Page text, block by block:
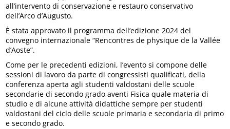
all’intervento di conservazione e restauro conservativo
dell’Arco d’Augusto.
È stata approvato il programma dell’edizione 2024 del
convegno internazionale “Rencontres de physique de la Vallée
d’Aoste”.
Come per le precedenti edizioni, l’evento si compone delle
sessioni di lavoro da parte di congressisti qualificati, della
conferenza aperta agli studenti valdostani delle scuole
secondarie di secondo grado aventi Fisica quale materia di
studio e di alcune attività didattiche sempre per studenti
valdostani del ciclo delle scuole primaria e secondaria di primo
e secondo grado.